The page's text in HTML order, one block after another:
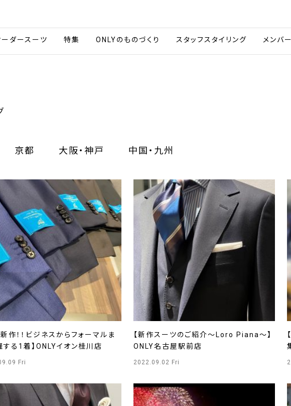
ーダースーツ 特集 ONLYのものづくり スタッフスタイリング メンバ
京都 大阪・神戸 中国・九州
新作！！ビジネスからフォーマルま
する1着】ONLYイオン桂川店
Fri
【新作スーツのご紹介～Loro Piana～】
ONLY名古屋駅前店
2022.09.02 Fri